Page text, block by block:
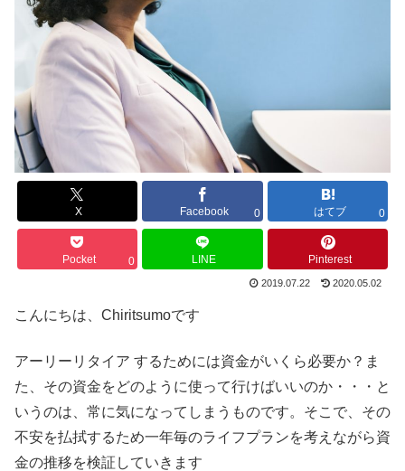
X Facebook 0 はてブ 0
Pocket 0 LINE Pinterest
2019.07.22 2020.05.02
こんにちは、Chiritsumoです
アーリーリタイア するためには資金がいくら必要か？ま
た、その資金をどのように使って行けばいいのか・・・と
いうのは、常に気になってしまうものです。そこで、その
不安を払拭するため一年毎のライフプランを考えながら資
金の推移を検証していきます